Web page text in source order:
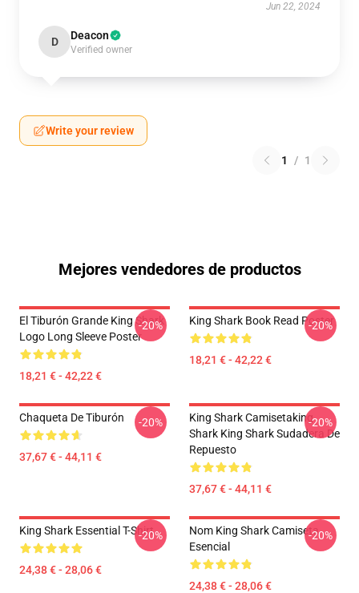
Jun 22, 2024
D Deacon
Verified owner
Write your review
1 / 1
Mejores vendedores de productos
El Tiburón Grande King Shark
Logo Long Sleeve Poster
18,21 € - 42,22 €
-20% King Shark Book Read Poster
18,21 € - 42,22 €
-20%
Chaqueta De Tiburón
37,67 € - 44,11 €
-20%
King Shark Camisetaking
Shark King Shark Sudadera De
Repuesto
37,67 € - 44,11 €
-20%
King Shark Essential T-Shirt
24,38 € - 28,06 €
-20%
Nom King Shark Camiseta
Esencial
24,38 € - 28,06 €
-20%